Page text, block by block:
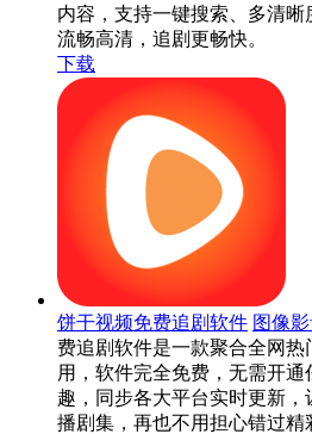
内容，支持一键搜索、多清晰
流畅高清，追剧更畅快。
下载
饼干视频免费追剧软件 图像
费追剧软件是一款聚合全网
用，软件完全免费，无需开
趣，同步各大平台实时更新
播剧集，再也不用担心错过精